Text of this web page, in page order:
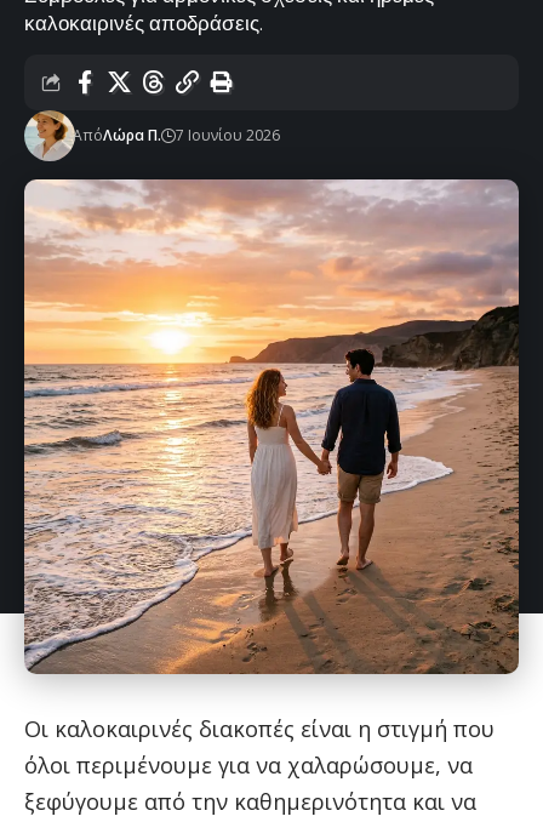
καλοκαιρινές αποδράσεις.
ΑπόΛώρα Π. 7 Ιουνίου 2026
Οι καλοκαιρινές διακοπές είναι η στιγμή που
όλοι περιμένουμε για να χαλαρώσουμε, να
ξεφύγουμε από την καθημερινότητα και να